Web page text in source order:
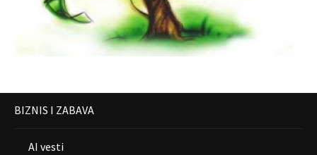
BIZNIS I ZABAVA
AI vesti